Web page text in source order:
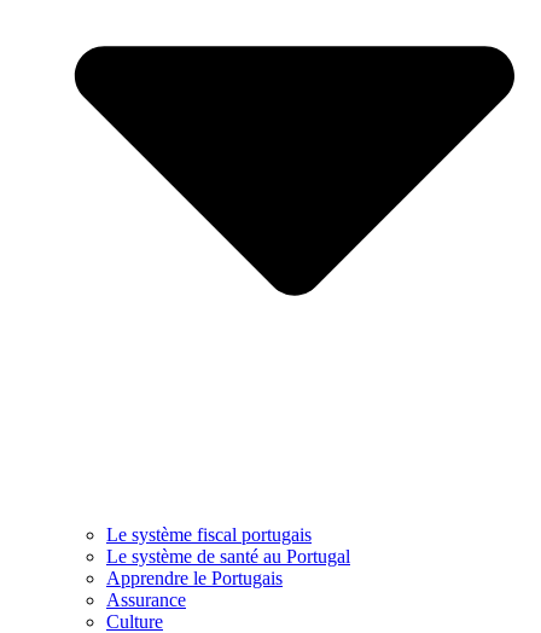
Le système fiscal portugais
Le système de santé au Portugal
Apprendre le Portugais
Assurance
Culture